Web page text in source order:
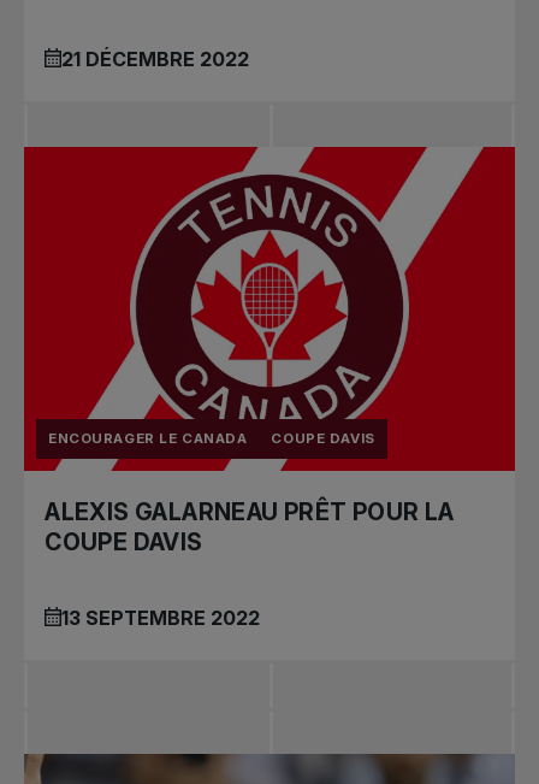
21 DÉCEMBRE 2022
ENCOURAGER LE CANADA COUPE DAVIS
ALEXIS GALARNEAU PRÊT POUR LA
COUPE DAVIS
13 SEPTEMBRE 2022